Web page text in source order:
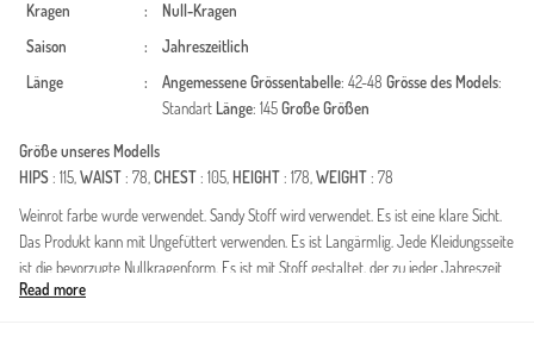
Kragen
:
Null-Kragen
Saison
:
Jahreszeitlich
Länge
: Angemessene Grössentabelle: 42-48 Grösse des Models:
Standart Länge: 145Große Größen
Größe unseres Modells
HIPS: 115,WAIST: 78,CHEST: 105, HEIGHT: 178,WEIGHT: 78
Weinrot farbe wurde verwendet. Sandy Stoff wird verwendet. Es ist eine klare Sicht.
Das Produkt kann mit Ungefüttert verwenden. Es ist Langärmlig. Jede Kleidungsseite
ist die bevorzugte Nullkragenform. Es ist mit Stoff gestaltet, der zu jeder Jahreszeit
bevorzugt werden kann. Große Größen Option ist verfügbar.
Read more